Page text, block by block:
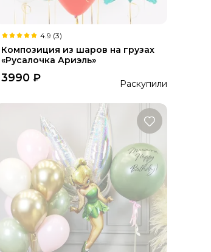
4.9 (3)
Композиция из шаров на грузах
«Русалочка Ариэль»
3990 ₽ Раскупили